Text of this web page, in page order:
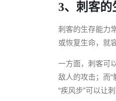
3、刺客
刺客的生存能力
或恢复生命，就
一方面，刺客可
敌人的攻击；而
“疾风步”可以让